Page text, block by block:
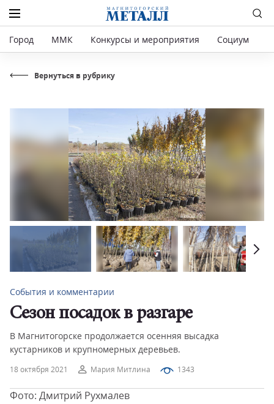
Город ММК Конкурсы и мероприятия Социум
Вернуться в рубрику
18 октября 2021 Мария Митлина 1343
События и комментарии
Сезон посадок в разгаре
В Магнитогорске продолжается осенняя высадка
кустарников и крупномерных деревьев.
Фото: Дмитрий Рухмалев